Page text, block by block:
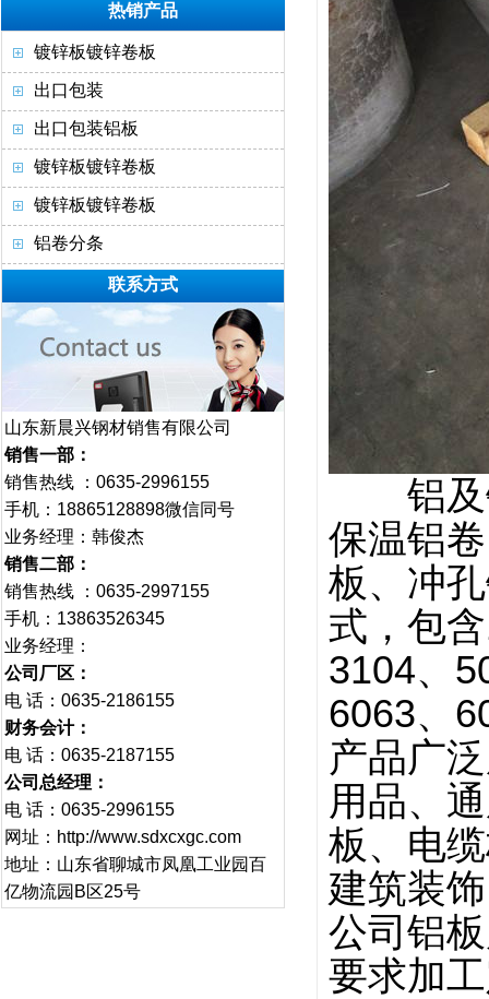
热销产品
镀锌板镀锌卷板
出口包装
出口包装铝板
镀锌板镀锌卷板
镀锌板镀锌卷板
铝卷分条
联系方式
山东新晨兴钢材销售有限公司
销售一部：
销售热线 ：0635-2996155
手机：18865128898微信同号
业务经理：韩俊杰
销售二部：
销售热线 ：0635-2997155
手机：13863526345
业务经理：
公司厂区：
电 话：0635-2186155
财务会计：
电 话：0635-2187155
公司总经理：
电 话：0635-2996155
网址：http://www.sdxcxgc.com
地址：山东省聊城市凤凰工业园百
亿物流园B区25号
铝及铝
保温铝
板、冲
式，包
3104、
6063、
产品广
用品、
板、电
建筑装
公司铝
要求加